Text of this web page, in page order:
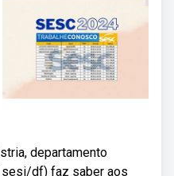
departamento
df) faz saber aos